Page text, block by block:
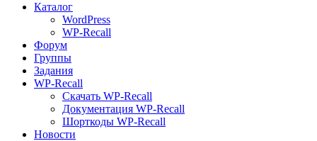
Каталог
WordPress
WP-Recall
Форум
Группы
Задания
WP-Recall
Скачать WP-Recall
Документация WP-Recall
Шорткоды WP-Recall
Новости